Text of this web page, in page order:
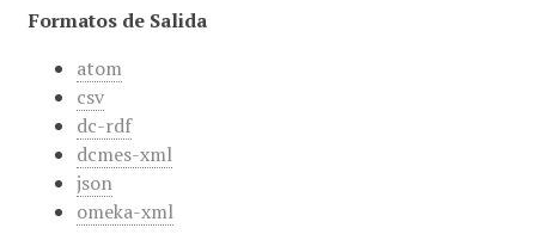
Formatos de Salida
atom
csv
dc-rdf
dcmes-xml
json
omeka-xml